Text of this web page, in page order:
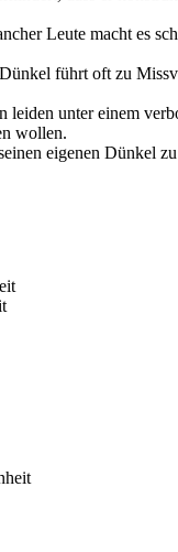
Leute macht es
führt oft zu
leiden unter einem
wollen.
eigenen Dünkel